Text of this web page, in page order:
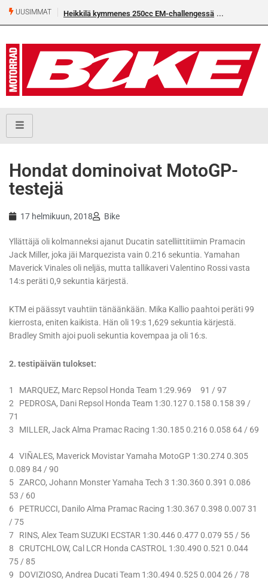
UUSIMMAT Heikkilä kymmenes 250cc EM-challengessä
Hondat dominoivat MotoGP-
testejä
17 helmikuun, 2018 Bike
Yllättäjä oli kolmanneksi ajanut Ducatin satelliittitiimin Pramacin
Jack Miller, joka jäi Marquezista vain 0.216 sekuntia. Yamahan
Maverick Vinales oli neljäs, mutta tallikaveri Valentino Rossi vasta
14:s peräti 0,9 sekuntia kärjestä.
KTM ei päässyt vauhtiin tänäänkään. Mika Kallio paahtoi peräti 99
kierrosta, eniten kaikista. Hän oli 19:s 1,629 sekuntia kärjestä.
Bradley Smith ajoi puoli sekuntia kovempaa ja oli 16:s.
2. testipäivän tulokset:
1 MARQUEZ, Marc Repsol Honda Team 1:29.969 91 / 97
2 PEDROSA, Dani Repsol Honda Team 1:30.127 0.158 0.158 39 /
71
3 MILLER, Jack Alma Pramac Racing 1:30.185 0.216 0.058 64 / 69
4 VIÑALES, Maverick Movistar Yamaha MotoGP 1:30.274 0.305
0.089 84 / 90
5 ZARCO, Johann Monster Yamaha Tech 3 1:30.360 0.391 0.086
53 / 60
6 PETRUCCI, Danilo Alma Pramac Racing 1:30.367 0.398 0.007 31
/ 75
7 RINS, Alex Team SUZUKI ECSTAR 1:30.446 0.477 0.079 55 / 56
8 CRUTCHLOW, Cal LCR Honda CASTROL 1:30.490 0.521 0.044
75 / 85
9 DOVIZIOSO, Andrea Ducati Team 1:30.494 0.525 0.004 26 / 78